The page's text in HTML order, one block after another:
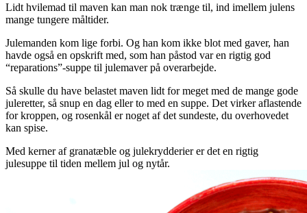
Lidt hvilemad til maven kan man nok trænge til, ind imellem julens
mange tungere måltider.
Julemanden kom lige forbi. Og han kom ikke blot med gaver, han
havde også en opskrift med, som han påstod var en rigtig god
“reparations”-suppe til julemaver på overarbejde.
Så skulle du have belastet maven lidt for meget med de mange gode
juleretter, så snup en dag eller to med en suppe. Det virker aflastende
for kroppen, og rosenkål er noget af det sundeste, du overhovedet
kan spise.
Med kerner af granatæble og julekrydderier er det en rigtig
julesuppe til tiden mellem jul og nytår.